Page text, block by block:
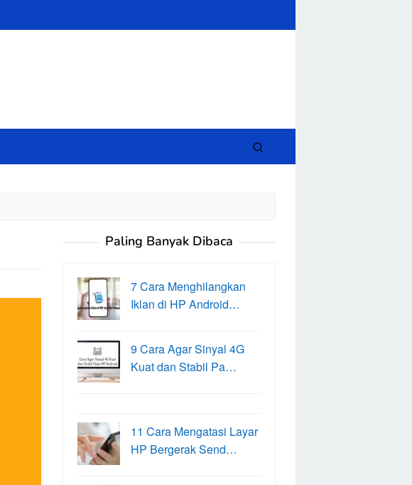
Paling Banyak Dibaca
7 Cara Menghilangkan
Iklan di HP Android…
9 Cara Agar Sinyal 4G
Kuat dan Stabil Pa…
11 Cara Mengatasi Layar
HP Bergerak Send…